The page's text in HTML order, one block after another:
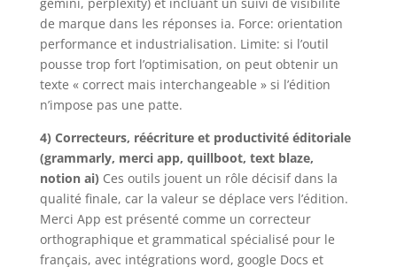
de marque dans les réponses ia. Force: orientation
performance et industrialisation. Limite: si l’outil
pousse trop fort l’optimisation, on peut obtenir un
texte « correct mais interchangeable » si l’édition
n’impose pas une patte.
4) Correcteurs, réécriture et productivité éditoriale
(grammarly, merci app, quillboot, text blaze,
notion ai) Ces outils jouent un rôle décisif dans la
qualité finale, car la valeur se déplace vers l’édition.
Merci App est présenté comme un correcteur
orthographique et grammatical spécialisé pour le
français, avec intégrations word, google Docs et